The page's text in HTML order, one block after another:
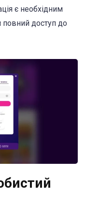
є необхідним
повний доступ до